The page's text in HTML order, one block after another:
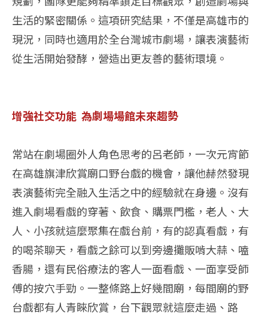
生活的緊密關係。這項研究結果，不僅是高雄市的
現況，同時也適用於全台灣城市劇場，讓表演藝術
從生活開始發酵，營造出更友善的藝術環境。
增強社交功能 為劇場場館未來趨勢
常站在劇場圈外人角色思考的呂老師，一次元宵節
在高雄旗津欣賞廟口野台戲的機會，讓他赫然發現
表演藝術完全融入生活之中的經驗就在身邊。沒有
進入劇場看戲的穿著、飲食、購票門檻，老人、大
人、小孩就這麼聚集在戲台前，有的認真看戲，有
的喝茶聊天，看戲之餘可以到旁邊攤販啃大蒜、嗑
香腸，還有民俗療法的客人一面看戲、一面享受師
傅的按穴手勁。一整條路上好幾間廟，每間廟的野
台戲都有人青睞欣賞，台下觀眾就這麼走過、路